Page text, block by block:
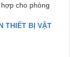
cho phòng
THIẾT BỊ VẬT